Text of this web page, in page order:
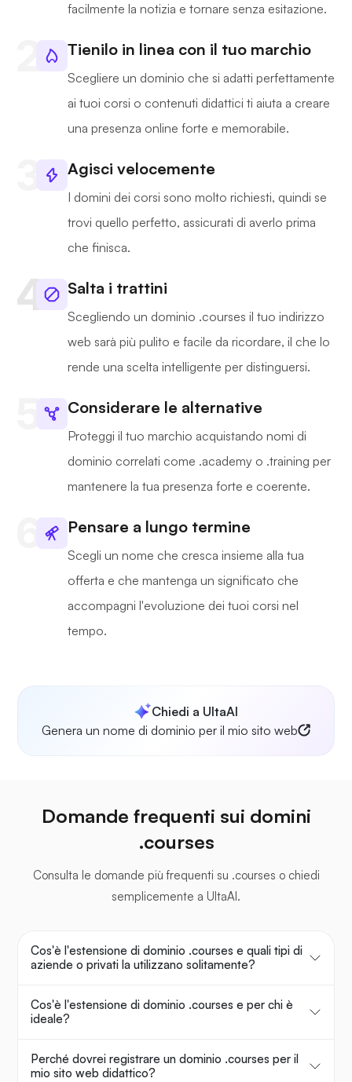
facilmente la notizia e tornare senza esitazione.
Tienilo in linea con il tuo marchio
Scegliere un dominio che si adatti perfettamente
ai tuoi corsi o contenuti didattici ti aiuta a creare
una presenza online forte e memorabile.
Agisci velocemente
I domini dei corsi sono molto richiesti, quindi se
trovi quello perfetto, assicurati di averlo prima
che finisca.
Salta i trattini
Scegliendo un dominio .courses il tuo indirizzo
web sarà più pulito e facile da ricordare, il che lo
rende una scelta intelligente per distinguersi.
Considerare le alternative
Proteggi il tuo marchio acquistando nomi di
dominio correlati come .academy o .training per
mantenere la tua presenza forte e coerente.
Pensare a lungo termine
Scegli un nome che cresca insieme alla tua
offerta e che mantenga un significato che
accompagni l'evoluzione dei tuoi corsi nel
tempo.
Chiedi a UltaAI
Genera un nome di dominio per il mio sito web
Domande frequenti sui domini
.courses
Consulta le domande più frequenti su .courses o chiedi
semplicemente a UltaAI.
Cos'è l'estensione di dominio .courses e quali tipi di
aziende o privati la utilizzano solitamente?
Cos'è l'estensione di dominio .courses e per chi è
ideale?
Perché dovrei registrare un dominio .courses per il
mio sito web didattico?